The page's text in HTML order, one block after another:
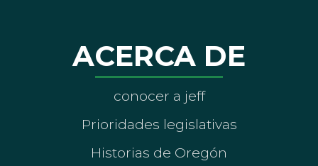
ACERCA DE
conocer a jeff
Prioridades legislativas
Historias de Oregón